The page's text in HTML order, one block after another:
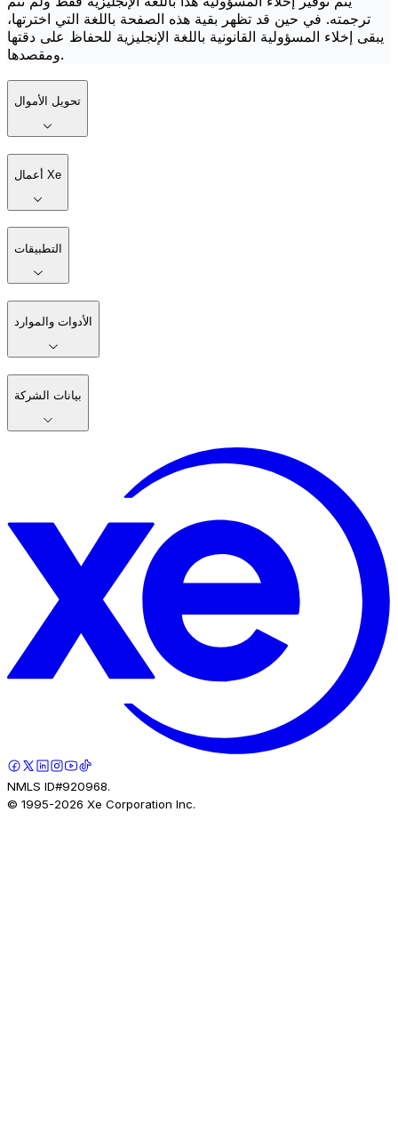
ترجمته. في حين قد تظهر بقية هذه الصفحة باللغة التي اخترتها،
يبقى إخلاء المسؤولية القانونية باللغة الإنجليزية للحفاظ على دقتها
ومقصدها.
تحويل الأموال
أعمال Xe
التطبيقات
الأدوات والموارد
بيانات الشركة
NMLS ID#920968.
© 1995-2026 Xe Corporation Inc.